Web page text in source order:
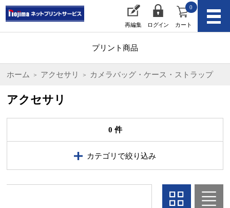
再編集 ログイン カート
0
プリント商品
ホーム アクセサリ カメラバッグ・ケース・ストラップ
アクセサリ
0 件
カテゴリで絞り込み